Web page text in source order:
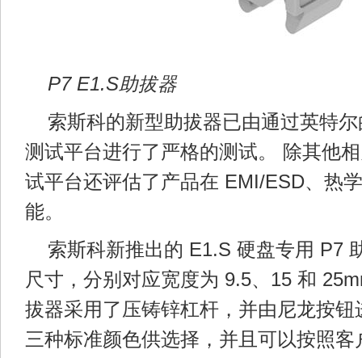
P7 E1.S助拔器
索斯科的新型助拔器已由通过英特
测试平台进行了严格的测试。 除其他
试平台还评估了产品在 EMI/ESD、热
能。
索斯科新推出的 E1.S 硬盘专用 P7
尺寸，分别对应宽度为 9.5、15 和
拔器采用了压铸锌杠杆，并由尼龙按钮
三种标准颜色供选择，并且可以按照